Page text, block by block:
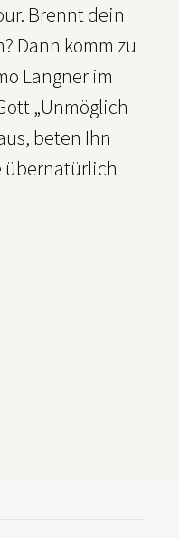
Brennt dein
Dann komm zu
Langner im
„Unmöglich
beten Ihn
übernatürlich